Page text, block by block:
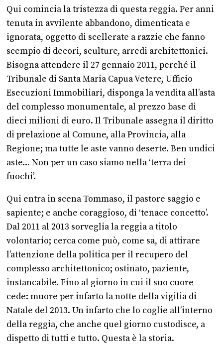
Qui comincia la tristezza di questa reggia. Per anni
tenuta in avvilente abbandono, dimenticata e
ignorata, oggetto di scellerate a razzie che fanno
scempio di decori, sculture, arredi architettonici.
Bisogna attendere il 27 gennaio 2011, perché il
Tribunale di Santa Maria Capua Vetere, Ufficio
Esecuzioni Immobiliari, disponga la vendita all’asta
del complesso monumentale, al prezzo base di
dieci milioni di euro. Il Tribunale assegna il diritto
di prelazione al Comune, alla Provincia, alla
Regione; ma tutte le aste vanno deserte. Ben undici
aste… Non per un caso siamo nella ‘terra dei
fuochi’.
Qui entra in scena Tommaso, il pastore saggio e
sapiente; e anche coraggioso, di ‘tenace concetto’.
Dal 2011 al 2013 sorveglia la reggia a titolo
volontario; cerca come può, come sa, di attirare
l’attenzione della politica per il recupero del
complesso architettonico; ostinato, paziente,
instancabile. Fino al giorno in cui il suo cuore
cede: muore per infarto la notte della vigilia di
Natale del 2013. Un infarto che lo coglie all’interno
della reggia, che anche quel giorno custodisce, a
dispetto di tutti e tutto. Questa è la storia.